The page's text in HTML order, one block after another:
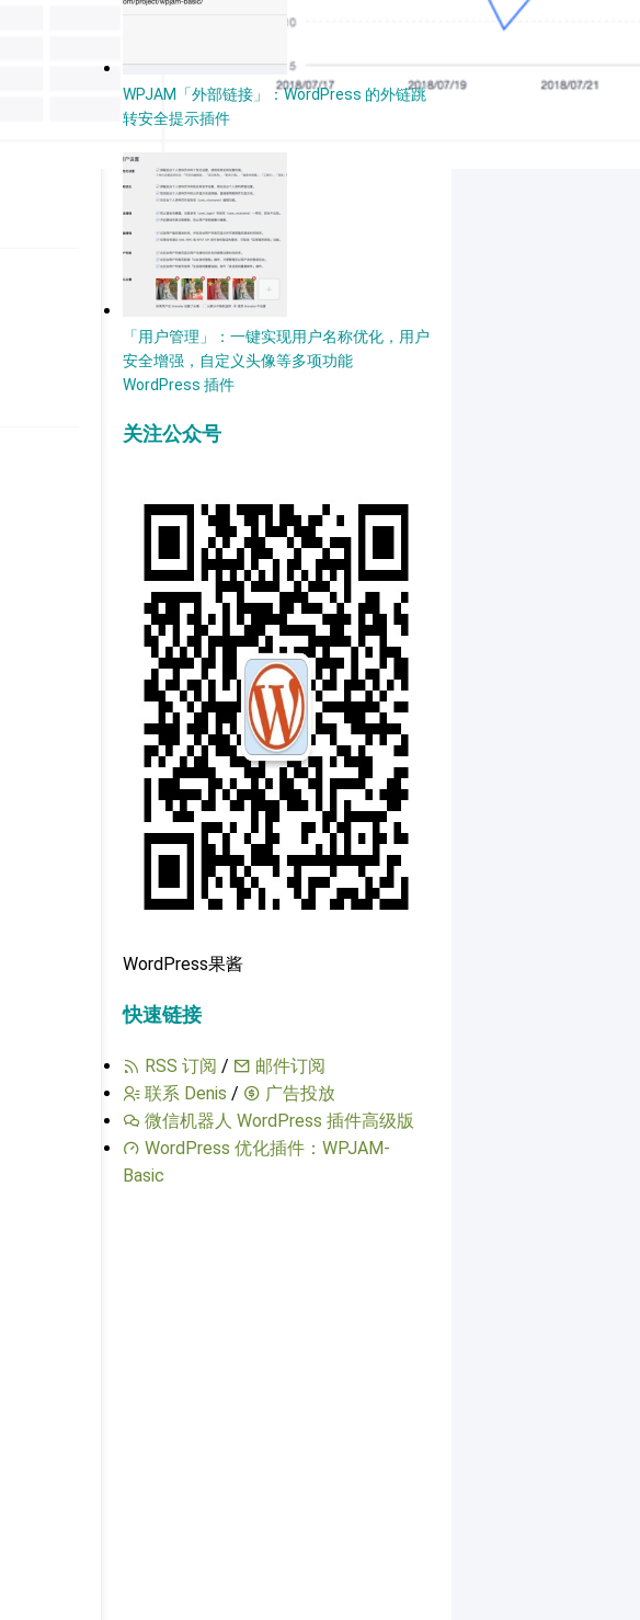
WPJAM「外部链接」：WordPress 的外链跳
转安全提示插件
「用户管理」：一键实现用户名称优化，用户
安全增强，自定义头像等多项功能
WordPress 插件
关注公众号
WordPress果酱
快速链接
RSS 订阅 /
邮件订阅
联系 Denis /
广告投放
微信机器人 WordPress 插件高级版
WordPress 优化插件：WPJAM-
Basic